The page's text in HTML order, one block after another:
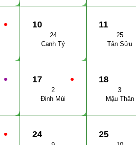
● 10
24
Canh Tý
11
25
Tân Sửu
● ●
17
2
Đinh Mùi
18
3
Mậu Thân
● 24 25